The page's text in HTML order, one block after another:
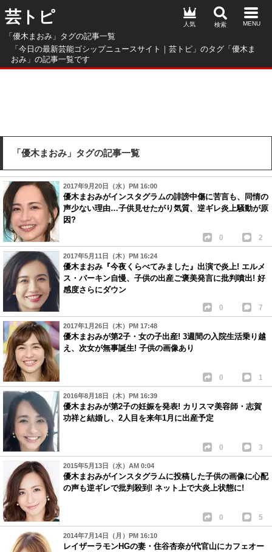
芸トピ
「優木まおみ」タグの記事一覧
「今日の最新芸能ゴシップニュースサイト｜芸トピ」のタグ「優木ま
おみ」の記事一覧です
人気
「優木まおみ」タグの記事一覧
2017年9月20日（水）PM 16:00
優木まおみがインスタグラムの誹謗中傷に苦言も、同情の
声少ない理由…子供見せたがり気質、逆ギレ炎上騒動が原
因?
0 2
2017年5月11日（木）PM 16:24
優木まおみ『今夜くらべてみました』出演で炎上! エルメ
ス・バーキン自慢、子供の出産ご褒美発言に批判噴出! 好
感度さらにダウン
0 7
2017年1月26日（木）PM 17:48
優木まおみが第2子・女の子出産! 3週間の入院生活乗り越
え、次女が無事誕生! 子供の画像あり
0 1
2016年8月18日（木）PM 16:39
優木まおみが第2子の妊娠を発表! カリスマ美容師・志賀
功祥と結婚し、2人目を来年1月に出産予定
0 3
2015年5月13日（水）AM 0:04
優木まおみがインスタグラムに投稿した子供の画像に心配
の声も逆ギレで批判殺到! ネット上で大炎上状態に!
0 5
2014年7月14日（月）PM 16:10
レイザーラモンHGの妻・住谷杏奈が代官山にカフェオー